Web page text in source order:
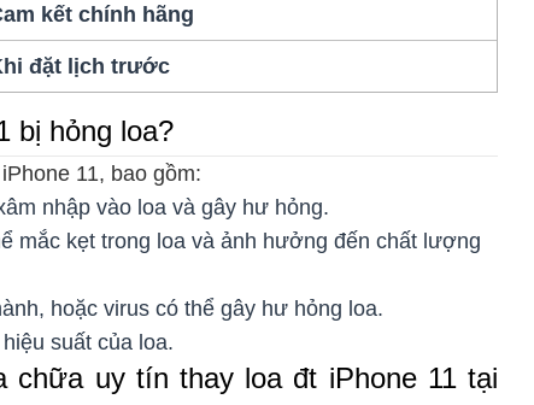
kết chính hãng
đặt lịch trước
bị hỏng loa?
11, bao gồm:
nhập vào loa và gây hư hỏng.
mắc kẹt trong loa và ảnh hưởng đến chất lượng
hoặc virus có thể gây hư hỏng loa.
suất của loa.
chữa uy tín thay loa đt iPhone 11 tại